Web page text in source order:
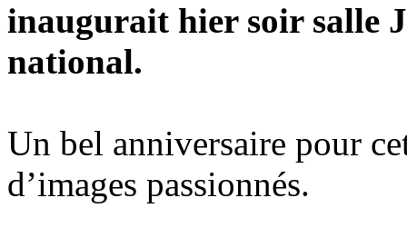
inaugurait hier soir salle
national.
Un bel anniversaire pour
d’images passionnés.